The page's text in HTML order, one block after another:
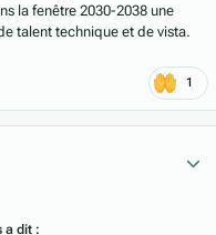
la fenêtre 2030-2038 une
talent technique et de vista.
1
a dit :